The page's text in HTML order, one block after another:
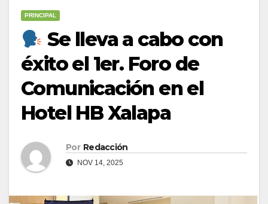
PRINCIPAL
Se lleva a cabo con
éxito el 1er. Foro de
Comunicación en el
Hotel HB Xalapa
Por Redacción
NOV 14, 2025